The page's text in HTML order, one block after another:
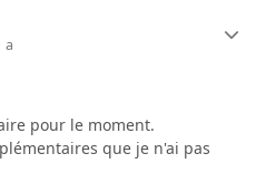
a
pour le moment.
que je n'ai pas